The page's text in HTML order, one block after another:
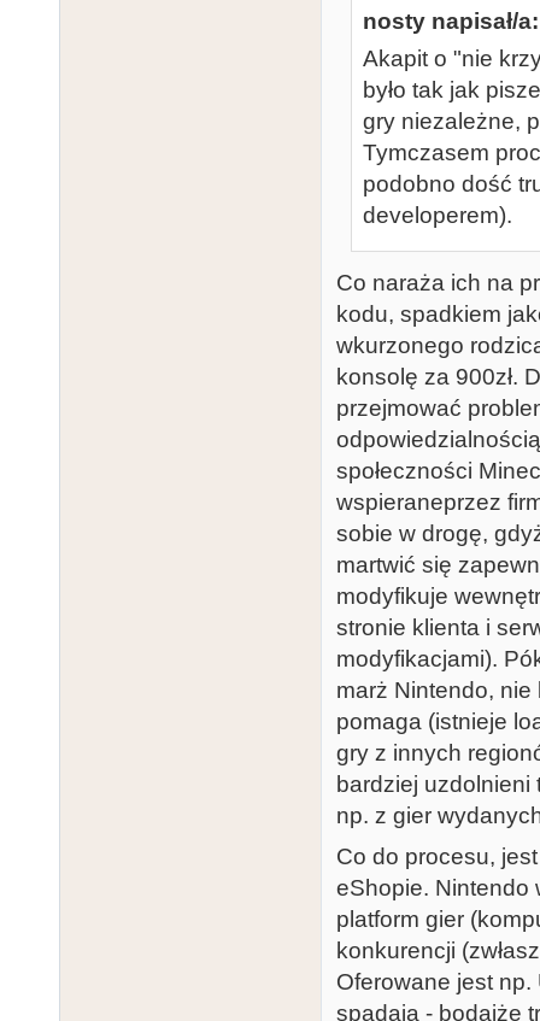
nosty napisał/a:
Akapit o "nie
było tak jak
gry niezależne,
Tymczasem
podobno dość
developerem).
Co naraża ich na
kodu, spadkiem
wkurzonego
konsolę za 900zł.
przejmować
społeczności
wspieraneprzez
sobie w drogę,
martwić się
modyfikuje
stronie klienta i
modyfikacjami).
marż Nintendo,
pomaga (istnieje
gry z innych
bardziej
np. z gier
Co do procesu,
eShopie. Nintendo
platform gier
konkurencji
Oferowane jest
spadają - bodajże